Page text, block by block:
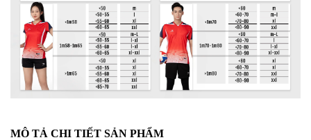
MÔ TẢ CHI TIẾT SẢN PHẨM